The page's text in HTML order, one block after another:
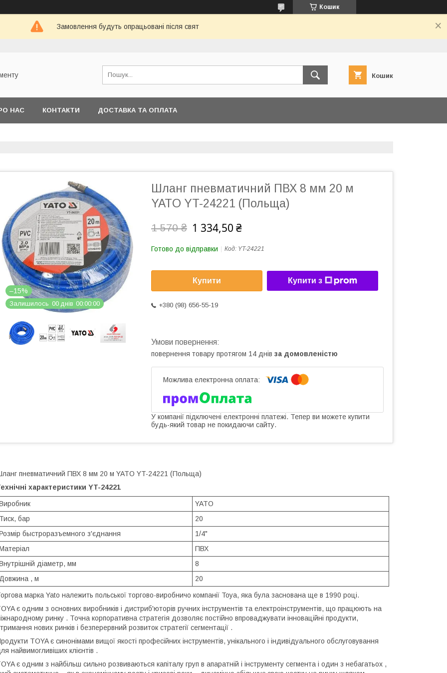
Кошик
Замовлення будуть опрацьовані після свят
Кошик
НАС КОНТАКТИ ДОСТАВКА ТА ОПЛАТА
–15%
Залишилось 00 днів 00 00 00
Шланг пневматичний ПВХ 8 мм 20 м
YATO YT-24221 (Польща)
1 570 ₴ 1 334,50 ₴
Готово до відправки Код: YT-24221
Купити Купити з
+380 (98) 656-55-19
повернення товару протягом 14 днів за домовленістю
У компанії підключені електронні платежі. Тепер ви можете купити
будь-який товар не покидаючи сайту.
пневматичний ПВХ 8 мм 20 м YATO YT-24221 (Польща)
характеристики YT-24221
YATO
Тиск, бар
20
быстроразъемного з'єднання
1/4"
ПВХ
діаметр, мм
8
Довжина , м
20
марка Yato належить польської торгово-виробничо компанії Toya, яка була заснована ще в 1990 році.
є одним з основних виробників і дистриб'юторів ручних інструментів та електроінструментів, що працюють на
ринку . Точна корпоративна стратегія дозволяє постійно впроваджувати інноваційні продукти,
нових ринків і безперервний розвиток стратегії сегментації .
TOYA є синонімами вищої якості професійних інструментів, унікального і індивідуального обслуговування
найвимогливіших клієнтів .
є одним з найбільш сильно розвиваються капіталу груп в апаратній і інструменту сегмента і один з небагатьох ,